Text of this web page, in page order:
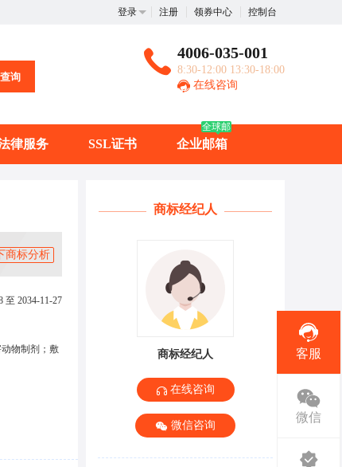
登录 注册 领券中心 控制台
询
4006-035-001
8:30-12:00 13:30-18:00
在线咨询
律服务 SSL证书 企业邮箱
全球邮
商标分析
至 2034-11-27
物制剂；敷
商标经纪人
商标经纪人
在线咨询
微信咨询
客服
微信